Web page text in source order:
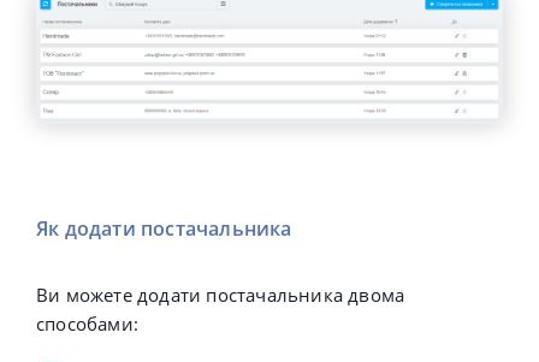
Як додати постачальника
Ви можете додати постачальника двома
способами: